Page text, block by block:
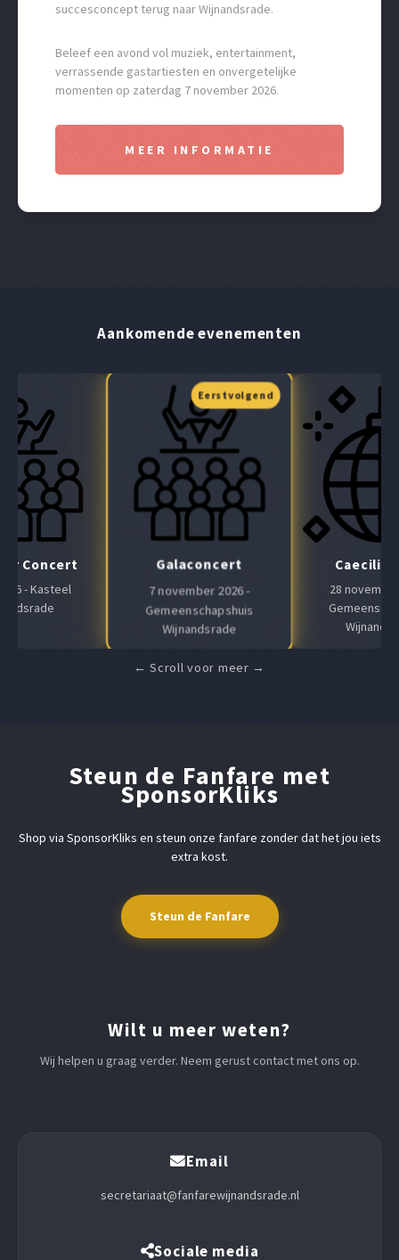
succesconcept terug naar Wijnandsrade.
Beleef een avond vol muziek, entertainment,
verrassende gastartiesten en onvergetelijke
momenten op zaterdag 7 november 2026.
MEER INFORMATIE
Aankomende evenementen
Concert
- Kasteel
Galaconcert
7 november 2026 -
Gemeenschapshuis
Wijnandsrade
28
Steun de Fanfare met
SponsorKliks
Shop via SponsorKliks en steun onze fanfare zonder dat het jou iets
extra kost.
Steun de Fanfare
Wilt u meer weten?
Wij helpen u graag verder. Neem gerust contact met ons op.
Email
secretariaat@fanfarewijnandsrade.nl
Sociale media